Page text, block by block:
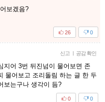
보겠음?
0
26
신고 | 공감 확인
지어 3번 뒤진넘이 물어보면 존
물어보고 조리돌림 하는 글 한 두
보는구나 생각이 듬?
0
0